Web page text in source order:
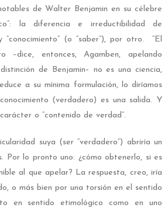
de Walter Benjamin en su célebre
la diferencia e irreductibilidad de
“conocimiento” (o “saber”), por otro. “El
–dice, entonces, Agamben, apelando
de Benjamin– no es una ciencia,
a su mínima formulación, lo diríamos
(verdadero) es una salida. Y
o “contenido de verdad”.
suya (ser “verdadero”) abriría un
Por lo pronto uno: ¿cómo obtenerlo, si es
al que apelar? La respuesta, creo, iría
o más bien por una torsión en el sentido
en sentido etimológico como en uno